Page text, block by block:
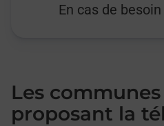
En cas de
Les
proposant la